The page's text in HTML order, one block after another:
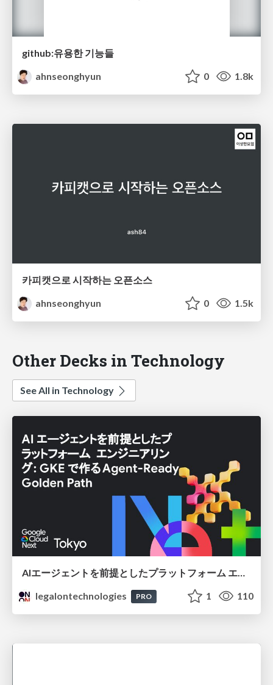
github:유용한 기능들
ahnseonghyun
0 1.8k
카피캣으로 시작하는 오픈소스
ahnseonghyun
0 1.5k
Other Decks in Technology
See All in Technology
legalontechnologies
PRO 1 110